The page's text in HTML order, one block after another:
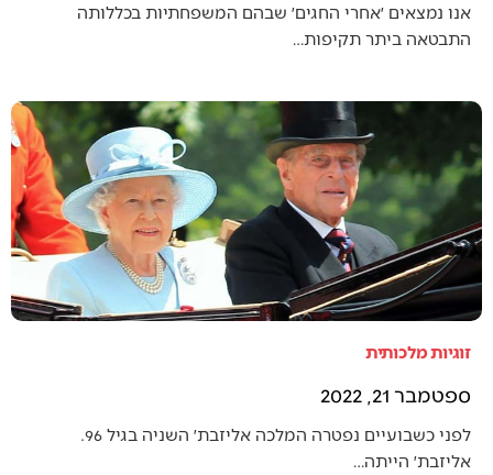
אנו נמצאים ׳אחרי החגים׳ שבהם המשפחתיות בכללותה
התבטאה ביתר תקיפות…
זוגיות מלכותית
ספטמבר 21, 2022
לפני כשבועיים נפטרה המלכה אליזבת׳ השניה בגיל 96.
אליזבת׳ הייתה…